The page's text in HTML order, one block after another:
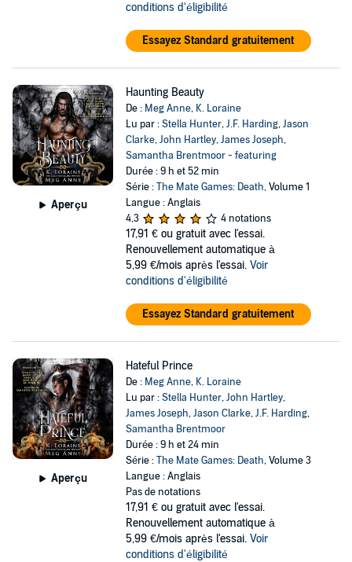
conditions d'éligibilité
Essayez Standard gratuitement
Aperçu
Haunting Beauty
De : Meg Anne, K. Loraine
Lu par :Stella Hunter,J.F. Harding,Jason
Clarke,John Hartley,James Joseph,
Samantha Brentmoor - featuring
Durée : 9 h et 52 min
Série :The Mate Games: Death, Volume 1
Langue : Anglais
4,3
4 notations
17,91 € ou gratuit avec l'essai.
Renouvellement automatique à
5,99 €/mois après l'essai. Voir
conditions d'éligibilité
Essayez Standard gratuitement
Aperçu
Hateful Prince
De : Meg Anne, K. Loraine
Lu par :Stella Hunter,John Hartley,
James Joseph,Jason Clarke,J.F. Harding,
Samantha Brentmoor
Durée : 9 h et 24 min
Série :The Mate Games: Death, Volume 3
Langue : Anglais
Pas de notations
17,91 € ou gratuit avec l'essai.
Renouvellement automatique à
5,99 €/mois après l'essai. Voir
conditions d'éligibilité